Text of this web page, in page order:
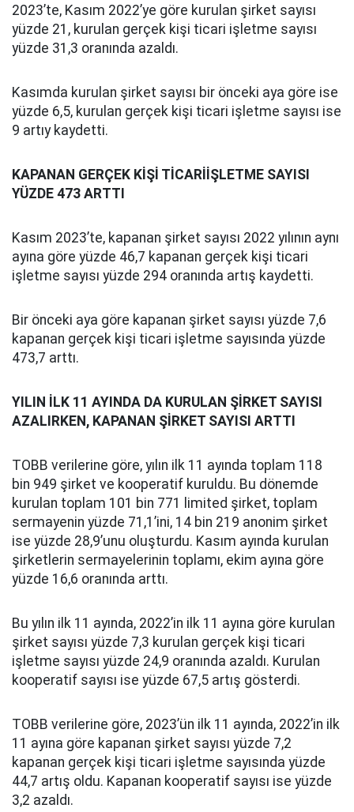
2023’te, Kasım 2022’ye göre kurulan şirket sayısı
yüzde 21, kurulan gerçek kişi ticari işletme sayısı
yüzde 31,3 oranında azaldı.
Kasımda kurulan şirket sayısı bir önceki aya göre ise
yüzde 6,5, kurulan gerçek kişi ticari işletme sayısı ise
9 artıy kaydetti.
KAPANAN GERÇEK KİŞİ TİCARİİŞLETME SAYISI
YÜZDE 473 ARTTI
Kasım 2023’te, kapanan şirket sayısı 2022 yılının aynı
ayına göre yüzde 46,7 kapanan gerçek kişi ticari
işletme sayısı yüzde 294 oranında artış kaydetti.
Bir önceki aya göre kapanan şirket sayısı yüzde 7,6
kapanan gerçek kişi ticari işletme sayısında yüzde
473,7 arttı.
YILIN İLK 11 AYINDA DA KURULAN ŞİRKET SAYISI
AZALIRKEN, KAPANAN ŞİRKET SAYISI ARTTI
TOBB verilerine göre, yılın ilk 11 ayında toplam 118
bin 949 şirket ve kooperatif kuruldu. Bu dönemde
kurulan toplam 101 bin 771 limited şirket, toplam
sermayenin yüzde 71,1’ini, 14 bin 219 anonim şirket
ise yüzde 28,9’unu oluşturdu. Kasım ayında kurulan
şirketlerin sermayelerinin toplamı, ekim ayına göre
yüzde 16,6 oranında arttı.
Bu yılın ilk 11 ayında, 2022’in ilk 11 ayına göre kurulan
şirket sayısı yüzde 7,3 kurulan gerçek kişi ticari
işletme sayısı yüzde 24,9 oranında azaldı. Kurulan
kooperatif sayısı ise yüzde 67,5 artış gösterdi.
TOBB verilerine göre, 2023’ün ilk 11 ayında, 2022’in ilk
11 ayına göre kapanan şirket sayısı yüzde 7,2
kapanan gerçek kişi ticari işletme sayısında yüzde
44,7 artış oldu. Kapanan kooperatif sayısı ise yüzde
3,2 azaldı.